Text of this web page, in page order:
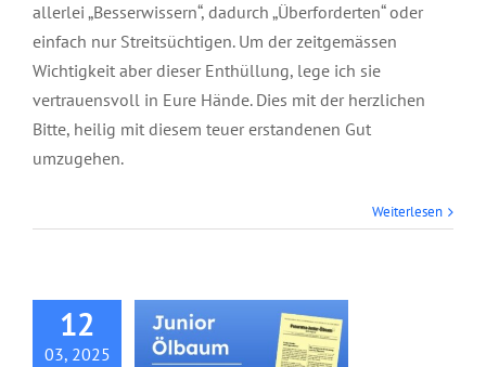
allerlei „Besserwissern“, dadurch „Überforderten“ oder
einfach nur Streitsüchtigen. Um der zeitgemässen
Wichtigkeit aber dieser Enthüllung, lege ich sie
vertrauensvoll in Eure Hände. Dies mit der herzlichen
Bitte, heilig mit diesem teuer erstandenen Gut
umzugehen.
Weiterlesen
12
03, 2025
Junior Ölbaum,